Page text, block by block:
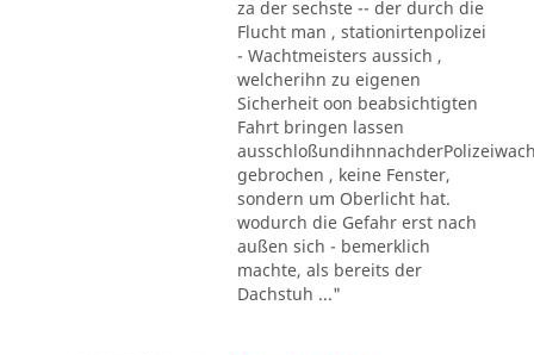
za der sechste -- der durch die
Flucht man , stationirtenpolizei
- Wachtmeisters aussich ,
welcherihn zu eigenen
Sicherheit oon beabsichtigten
Fahrt bringen lassen
gebrochen , keine Fenster,
sondern um Oberlicht hat.
wodurch die Gefahr erst nach
außen sich - bemerklich
machte, als bereits der
Dachstuh ..."